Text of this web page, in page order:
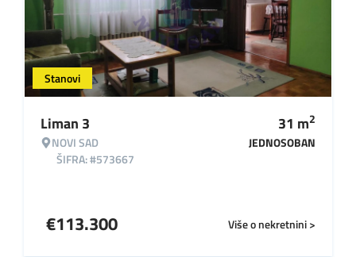
Stanovi
Liman 3
NOVI SAD
ŠIFRA: #573667
31 m2
JEDNOSOBAN
Više o nekretnini >
€113.300